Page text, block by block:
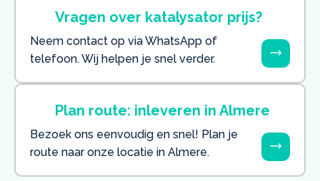
Vragen over katalysator prijs?
Neem contact op via WhatsApp of
telefoon. Wij helpen je snel verder.
Plan route: inleveren in Almere
Bezoek ons eenvoudig en snel! Plan je
route naar onze locatie in Almere.